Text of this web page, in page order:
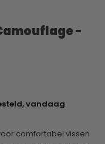
-
vandaag
comfortabel vissen